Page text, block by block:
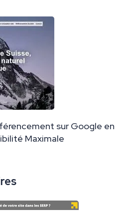
sur Google en
Maximale